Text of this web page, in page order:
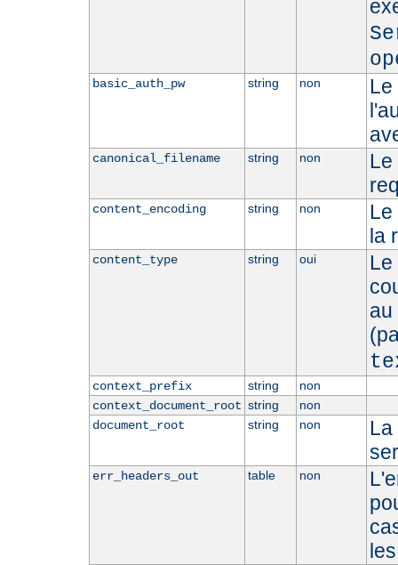
basic_auth_pw string non
Le
canonical_filename string non
Le
content_encoding string non
Le
la
content_type string oui
Le
au
context_prefix string
non
context_document_root string
non
document_root
string non
La
err_headers_out table non